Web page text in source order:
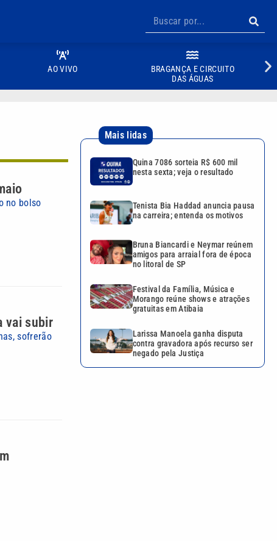
AO VIVO
BRAGANÇA E CIRCUITO
DAS ÁGUAS
no bolso
vai subir
sofrerão
Mais lidas
Quina 7086 sorteia R$ 600 mil
nesta sexta; veja o resultado
Tenista Bia Haddad anuncia pausa
na carreira; entenda os motivos
Bruna Biancardi e Neymar reúnem
amigos para arraial fora de época
no litoral de SP
Festival da Família, Música e
Morango reúne shows e atrações
gratuitas em Atibaia
Larissa Manoela ganha disputa
contra gravadora após recurso ser
negado pela Justiça